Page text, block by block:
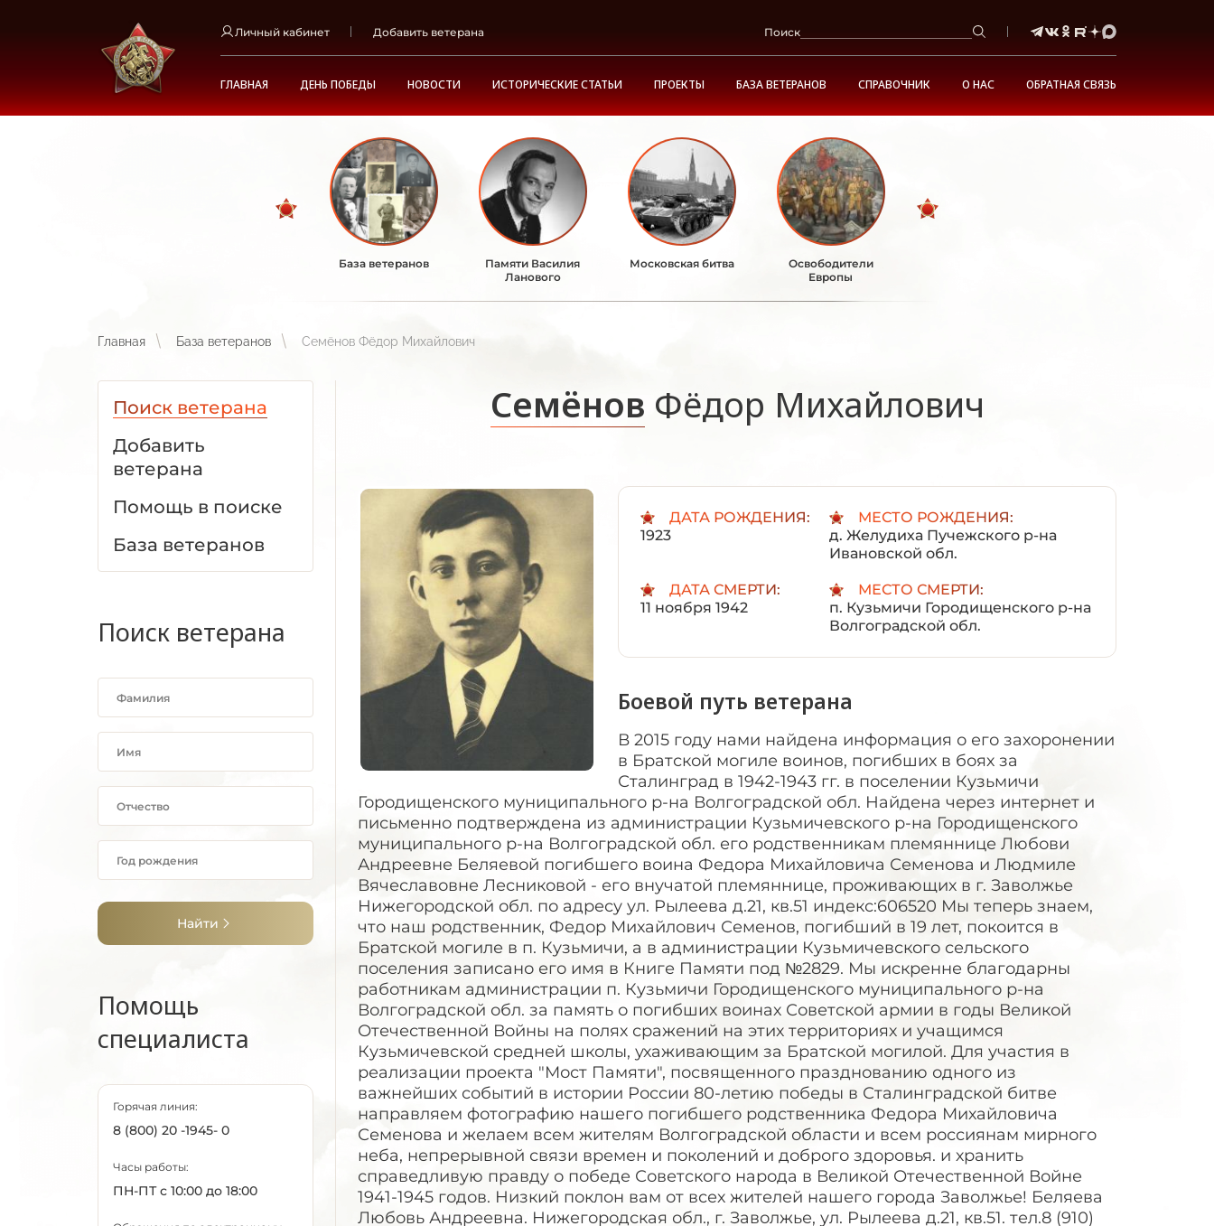
Личный кабинет Добавить ветерана Поиск
ГЛАВНАЯ ДЕНЬ ПОБЕДЫ НОВОСТИ ИСТОРИЧЕСКИЕ СТАТЬИ ПРОЕКТЫ БАЗА ВЕТЕРАНОВ СПРАВОЧНИК О НАС ОБРАТНАЯ СВЯЗЬ
База ветеранов
Памяти Василия
Ланового
Московская битва
Освободители
Европы
Главная База ветеранов Семёнов Фёдор Михайлович
Поиск ветерана
Добавить
ветерана
Помощь в поиске
База ветеранов
Поиск ветерана
Найти
Помощь
специалиста
Горячая линия:
8 (800) 20 -1945- 0
Часы работы:
ПН-ПТ с 10:00 до 18:00
Семёнов Фёдор Михайлович
ДАТА РОЖДЕНИЯ:
1923
МЕСТО РОЖДЕНИЯ:
д. Желудиха Пучежского р-на
Ивановской обл.
ДАТА СМЕРТИ:
11 ноября 1942
МЕСТО СМЕРТИ:
п. Кузьмичи Городищенского р-на
Волгоградской обл.
Боевой путь ветерана
В 2015 году нами найдена информация о его захоронении
в Братской могиле воинов, погибших в боях за
Сталинград в 1942-1943 гг. в поселении Кузьмичи
Городищенского муниципального р-на Волгоградской обл. Найдена через интернет и
письменно подтверждена из администрации Кузьмичевского р-на Городищенского
муниципального р-на Волгоградской обл. его родственникам племяннице Любови
Андреевне Беляевой погибшего воина Федора Михайловича Семенова и Людмиле
Вячеславовне Лесниковой - его внучатой племяннице, проживающих в г. Заволжье
Нижегородской обл. по адресу ул. Рылеева д.21, кв.51 индекс:606520 Мы теперь знаем,
что наш родственник, Федор Михайлович Семенов, погибший в 19 лет, покоится в
Братской могиле в п. Кузьмичи, а в администрации Кузьмичевского сельского
поселения записано его имя в Книге Памяти под №2829. Мы искренне благодарны
работникам администрации п. Кузьмичи Городищенского муниципального р-на
Волгоградской обл. за память о погибших воинах Советской армии в годы Великой
Отечественной Войны на полях сражений на этих территориях и учащимся
Кузьмичевской средней школы, ухаживающим за Братской могилой. Для участия в
реализации проекта "Мост Памяти", посвященного празднованию одного из
важнейших событий в истории России 80-летию победы в Сталинградской битве
направляем фотографию нашего погибшего родственника Федора Михайловича
Семенова и желаем всем жителям Волгоградской области и всем россиянам мирного
неба, непрерывной связи времен и поколений и доброго здоровья. и хранить
справедливую правду о победе Советского народа в Великой Отечественной Войне
1941-1945 годов. Низкий поклон вам от всех жителей нашего города Заволжье! Беляева
Любовь Андреевна. Нижегородская обл., г. Заволжье, ул. Рылеева д.21, кв.51. тел.8 (910)